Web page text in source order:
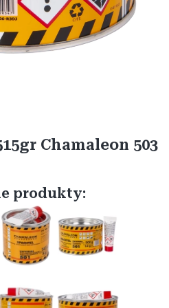
Chamaleon 503
produkty: